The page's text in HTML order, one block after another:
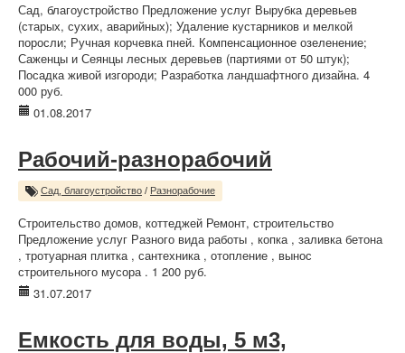
Сад, благоустройство Предложение услуг Вырубка деревьев
(старых, сухих, аварийных); Удаление кустарников и мелкой
поросли; Ручная корчевка пней. Компенсационное озеленение;
Саженцы и Сеянцы лесных деревьев (партиями от 50 штук);
Посадка живой изгороди; Разработка ландшафтного дизайна. 4
000 руб.
01.08.2017
Рабочий-разнорабочий
Сад, благоустройство / Разнорабочие
Строительство домов, коттеджей Ремонт, строительство
Предложение услуг Разного вида работы , копка , заливка бетона
, тротуарная плитка , сантехника , отопление , вынос
строительного мусора . 1 200 руб.
31.07.2017
Емкость для воды, 5 м3,